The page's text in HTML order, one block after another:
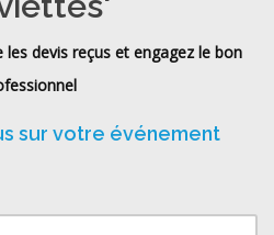
devis reçus et engagez le bon
sur votre événement